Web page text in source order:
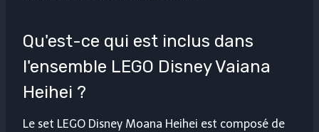
Qu'est-ce qui est inclus dans
l'ensemble LEGO Disney Vaiana
Heihei ?
Le set LEGO Disney Moana Heihei est composé de